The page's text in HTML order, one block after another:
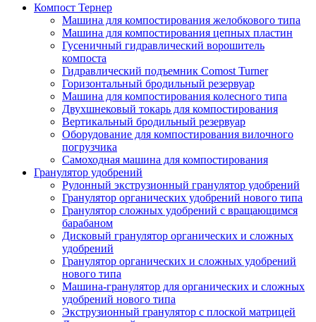
Компост Тернер
Машина для компостирования желобкового типа
Машина для компостирования цепных пластин
Гусеничный гидравлический ворошитель
компоста
Гидравлический подъемник Comost Turner
Горизонтальный бродильный резервуар
Машина для компостирования колесного типа
Двухшнековый токарь для компостирования
Вертикальный бродильный резервуар
Оборудование для компостирования вилочного
погрузчика
Самоходная машина для компостирования
Гранулятор удобрений
Рулонный экструзионный гранулятор удобрений
Гранулятор органических удобрений нового типа
Гранулятор сложных удобрений с вращающимся
барабаном
Дисковый гранулятор органических и сложных
удобрений
Гранулятор органических и сложных удобрений
нового типа
Машина-гранулятор для органических и сложных
удобрений нового типа
Экструзионный гранулятор с плоской матрицей